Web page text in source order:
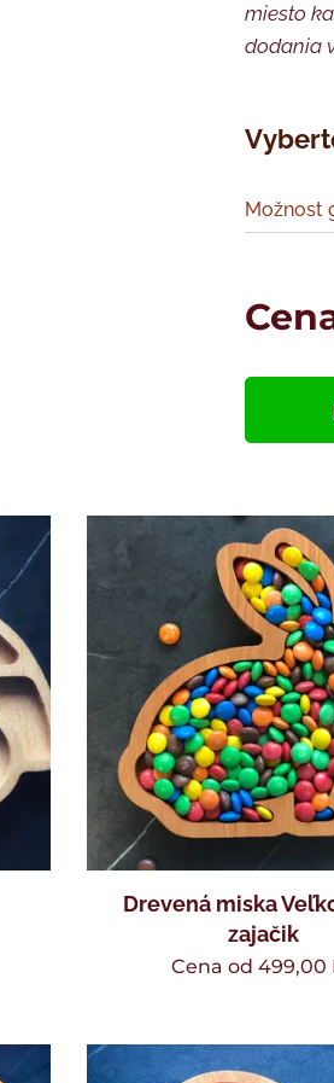
miesto
dodania
Možnost
Drevená miska
zajačik
Cena od499,00